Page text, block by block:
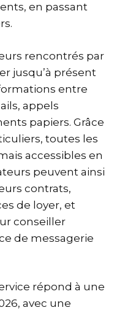
en passant
rencontrés par
jusqu’à présent
entre
appels
papiers. Grâce
toutes les
accessibles en
peuvent ainsi
contrats,
de loyer, et
conseiller
de messagerie
répond à une
avec une